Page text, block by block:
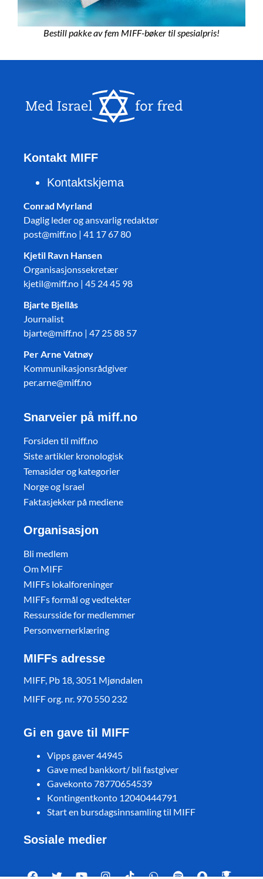
Bestill pakke av fem MIFF-bøker til spesialpris!
Kontakt MIFF
Kontaktskjema
Conrad Myrland
Daglig leder og ansvarlig redaktør
post@miff.no | 41 17 67 80
Kjetil Ravn Hansen
Organisasjonssekretær
kjetil@miff.no | 45 24 45 98
Bjarte Bjellås
Journalist
bjarte@miff.no | 47 25 88 57
Per Arne Vatnøy
Kommunikasjonsrådgiver
per.arne@miff.no
Snarveier på miff.no
Forsiden til miff.no
Siste artikler kronologisk
Temasider og kategorier
Norge og Israel
Faktasjekker på mediene
Organisasjon
Bli medlem
Om MIFF
MIFFs lokalforeninger
MIFFs formål og vedtekter
Ressursside for medlemmer
Personvernerklæring
MIFFs adresse
MIFF, Pb 18, 3051 Mjøndalen
MIFF org. nr. 970 550 232
Gi en gave til MIFF
Vipps gaver 44945
Gave med bankkort/ bli fastgiver
Gavekonto 78770654539
Kontingentkonto 12040444791
Start en bursdagsinnsamling til MIFF
Sosiale medier